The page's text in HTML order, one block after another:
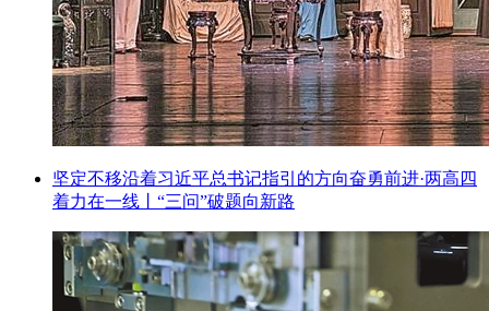
坚定不移沿着习近平总书记指引的方向奋勇前进·两高四
着力在一线丨“三问”破题向新路